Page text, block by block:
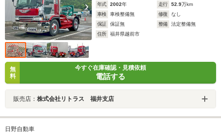
年式 2002年 走行 52.9万km
車検
車検整備無 修復
なし
保証
保証無 整備
法定整備無
住所
福井県越前市
無
料
今すぐ在庫確認・見積依頼
電話する
販売店： 株式会社リトラス 福井支店
日野自動車